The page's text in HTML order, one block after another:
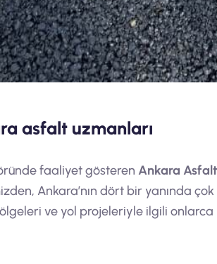
asfalt uzmanları
faaliyet gösteren Ankara Asfalt
Ankara’nın dört bir yanında
ve yol projeleriyle ilgili